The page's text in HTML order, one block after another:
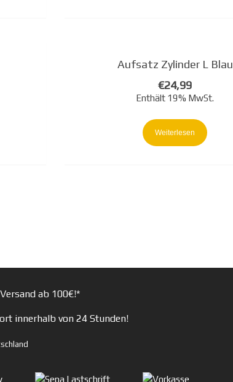
Aufsatz Zylinder L Blau
€24,99
Enthält 19% MwSt.
Weiterlesen
ab 100€!*
innerhalb von 24 Stunden!